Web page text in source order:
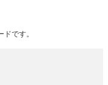
です。